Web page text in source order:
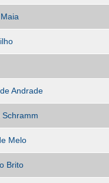
Andrade
Schramm
Melo
Brito